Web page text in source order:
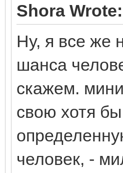
Shora Wrote:
Ну, я все же
шанса
скажем.
свою хотя
человек, -